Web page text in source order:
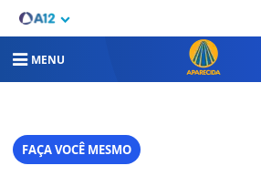
MENU
FAÇA VOCÊ MESMO